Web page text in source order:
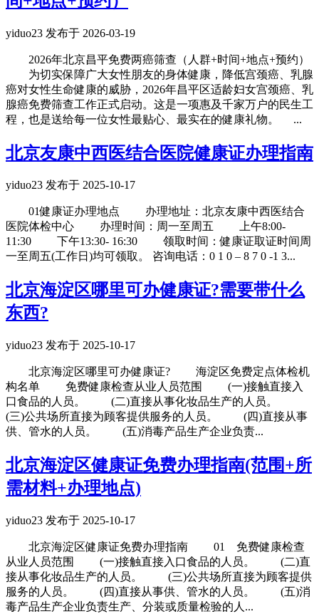
yiduo23 发布于 2026-03-19
2026年北京昌平免费两癌筛查（人群+时间+地点+预约）
为切实保障广大女性朋友的身体健康，降低宫颈癌、乳腺
癌对女性生命健康的威胁，2026年昌平区适龄妇女宫颈癌、乳
腺癌免费筛查工作正式启动。这是一项惠及千家万户的民生工
程，也是送给每一位女性最贴心、最实在的健康礼物。 ...
北京友康中西医结合医院健康证办理指南
yiduo23 发布于 2025-10-17
01健康证办理地点 办理地址：北京友康中西医结合
医院体检中心 办理时间：周一至周五 上午8:00-
11:30 下午13:30- 16:30 领取时间：健康证取证时间周
一至周五(工作日)均可领取。 咨询电话：0 1 0 – 8 7 0 -1 3...
北京海淀区哪里可办健康证?需要带什么
东西?
yiduo23 发布于 2025-10-17
北京海淀区哪里可办健康证? 海淀区免费定点体检机
构名单 免费健康检查从业人员范围 (一)接触直接入
口食品的人员。 (二)直接从事化妆品生产的人员。
(三)公共场所直接为顾客提供服务的人员。 (四)直接从事
供、管水的人员。 (五)消毒产品生产企业负责...
北京海淀区健康证免费办理指南(范围+所
需材料+办理地点)
yiduo23 发布于 2025-10-17
北京海淀区健康证免费办理指南 01 免费健康检查
从业人员范围 (一)接触直接入口食品的人员。 (二)直
接从事化妆品生产的人员。 (三)公共场所直接为顾客提供
服务的人员。 (四)直接从事供、管水的人员。 (五)消
毒产品生产企业负责生产、分装或质量检验的人...